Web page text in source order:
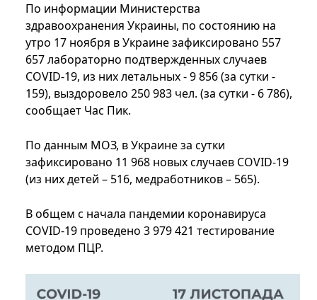
По информации Министерства
здравоохранения Украины, по состоянию на
утро 17 ноября в Украине зафиксировано 557
657 лабораторно подтвержденных случаев
COVID-19, из них летальных - 9 856 (за сутки -
159), выздоровело 250 983 чел. (за сутки - 6 786),
сообщает Час Пик.
По данным МОЗ, в Украине за сутки
зафиксировано 11 968 новых случаев COVID-19
(из них детей – 516, медработников – 565).
В общем с начала пандемии коронавируса
COVID-19 проведено 3 979 421 тестирование
методом ПЦР.